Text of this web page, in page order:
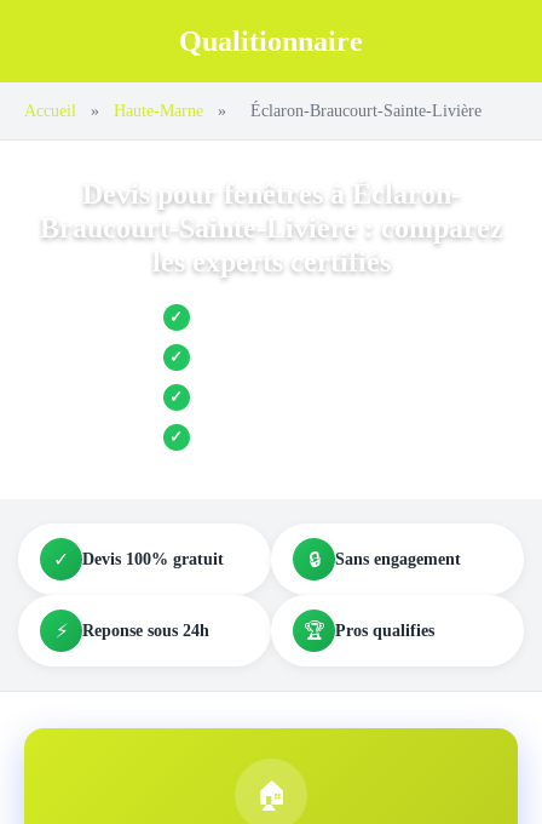
Qualitionnaire
Accueil » Haute-Marne » Éclaron-Braucourt-Sainte-Livière
Devis pour fenêtres à Éclaron-
Braucourt-Sainte-Livière : comparez
les experts certifiés
✓ Jusqu’à 3 devis comparés
✓ Entreprises locales vérifiées
✓ Pose garantie
✓ Aides et primes incluses
✓ Devis 100% gratuit 🔒 Sans engagement
⚡ Reponse sous 24h 🏆 Pros qualifies
🏠